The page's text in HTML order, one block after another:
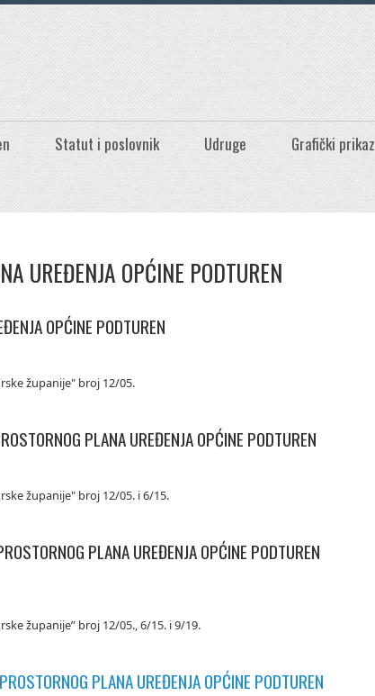
Statut i poslovnik Udruge Grafički prikaz
UREĐENJA OPĆINE PODTUREN
OPĆINE PODTUREN
županije" broj 12/05.
PLANA UREĐENJA OPĆINE PODTUREN
županije" broj 12/05. i 6/15.
PLANA UREĐENJA OPĆINE PODTUREN
županije” broj 12/05., 6/15. i 9/19.
PLANA UREĐENJA OPĆINE PODTUREN